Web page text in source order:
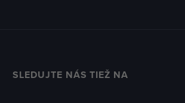
SLEDUJTE NÁS TIEŽ NA